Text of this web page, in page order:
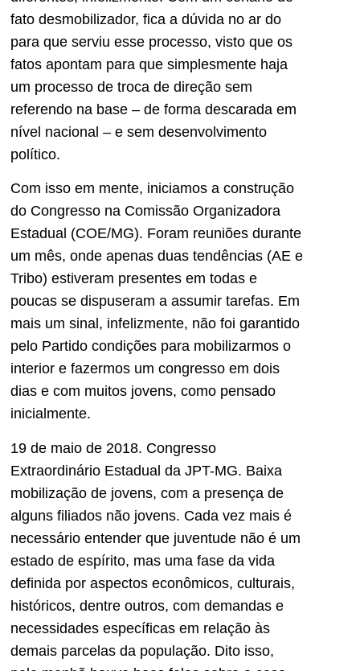
fato desmobilizador, fica a dúvida no ar do
para que serviu esse processo, visto que os
fatos apontam para que simplesmente haja
um processo de troca de direção sem
referendo na base – de forma descarada em
nível nacional – e sem desenvolvimento
político.
Com isso em mente, iniciamos a construção
do Congresso na Comissão Organizadora
Estadual (COE/MG). Foram reuniões durante
um mês, onde apenas duas tendências (AE e
Tribo) estiveram presentes em todas e
poucas se dispuseram a assumir tarefas. Em
mais um sinal, infelizmente, não foi garantido
pelo Partido condições para mobilizarmos o
interior e fazermos um congresso em dois
dias e com muitos jovens, como pensado
inicialmente.
19 de maio de 2018. Congresso
Extraordinário Estadual da JPT-MG. Baixa
mobilização de jovens, com a presença de
alguns filiados não jovens. Cada vez mais é
necessário entender que juventude não é um
estado de espírito, mas uma fase da vida
definida por aspectos econômicos, culturais,
históricos, dentre outros, com demandas e
necessidades específicas em relação às
demais parcelas da população. Dito isso,